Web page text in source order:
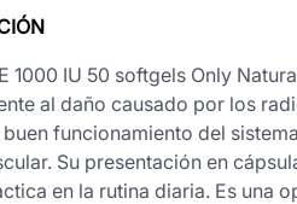
1000 IU 50 softgels Only
al daño causado por los
funcionamiento del
Su presentación en
en la rutina diaria. Es una